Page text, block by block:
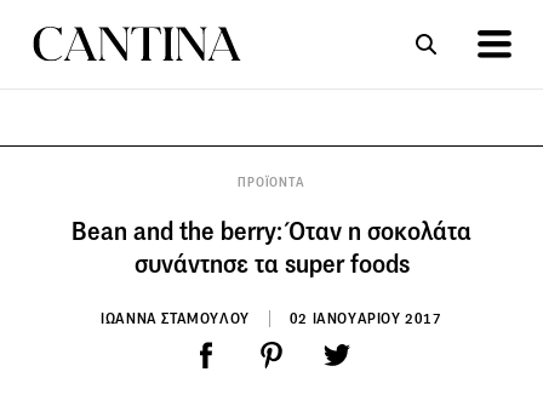
ΠΡΟΪΟΝΤΑ
Bean and the berry: Όταν η σοκολάτα
συνάντησε τα super foods
ΙΩΑΝΝΑ ΣΤΑΜΟΥΛΟΥ 02 ΙΑΝΟΥΑΡΙΟΥ 2017